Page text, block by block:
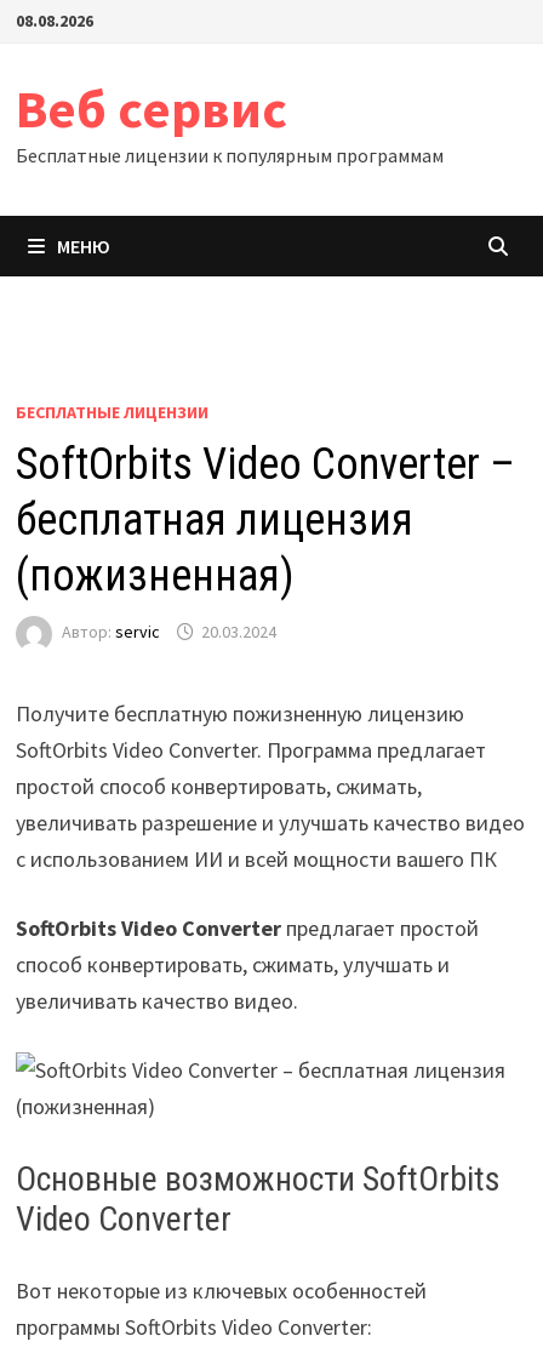
Перейти
содержимому
08.08.2026
Веб сервис
Бесплатные лицензии к популярным программам
МЕНЮ
БЕСПЛАТНЫЕ ЛИЦЕНЗИИ
SoftOrbits Video Converter –
бесплатная лицензия
(пожизненная)
Автор: servic 20.03.2024
Получите бесплатную пожизненную лицензию
SoftOrbits Video Converter. Программа предлагает
простой способ конвертировать, сжимать,
увеличивать разрешение и улучшать качество видео
с использованием ИИ и всей мощности вашего ПК
SoftOrbits Video Converterпредлагает простой
способ конвертировать, сжимать, улучшать и
увеличивать качество видео.
Основные возможности SoftOrbits
Video Converter
Вот некоторые из ключевых особенностей
программы SoftOrbits Video Converter: